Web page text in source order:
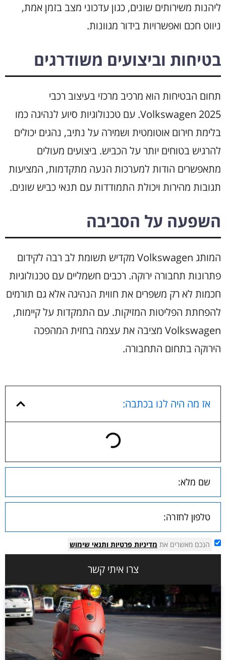
ליהנות משירותים שונים, כגון עדכוני מצב בזמן אמת,
ניווט חכם ואפשרויות בידור מגוונות.
בטיחות וביצועים משודרגים
תחום הבטיחות הוא מרכיב מרכזי בעיצוב רכבי
Volkswagen 2025. עם טכנולוגיות סיוע לנהיגה כמו
בלימת חירום אוטומטית ושמירה על נתיב, נהגים יכולים
להרגיש בטוחים יותר על הכביש. ביצועים מעולים
מתאפשרים הודות למערכות הנעה מתקדמות, המציעות
תגובות מהירות ויכולת התמודדות עם תנאי כביש שונים.
השפעה על הסביבה
המותג Volkswagen מקדיש תשומת לב רבה לקידום
פתרונות תחבורה ירוקה. רכבים חשמליים עם טכנולוגיות
חכמות לא רק משפרים את חווית הנהיגה אלא גם תורמים
להפחתת הפליטות המזיקות. עם התמקדות על קיימות,
Volkswagen מציבה את עצמה בחזית המהפכה
הירוקה בתחום התחבורה.
אז מה היה לנו בכתבה:
הנכם מאשרים את מדיניות פרטיות ותנאי שימוש
צרו איתי קשר